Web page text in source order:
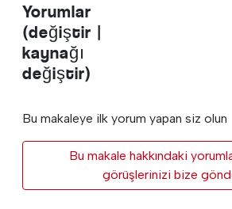
Yorumlar
(değiştir |
kaynağı
değiştir)
Bu makaleye ilk yorum yapan siz olun
Bu makale hakkındaki
görüşlerinizi bize